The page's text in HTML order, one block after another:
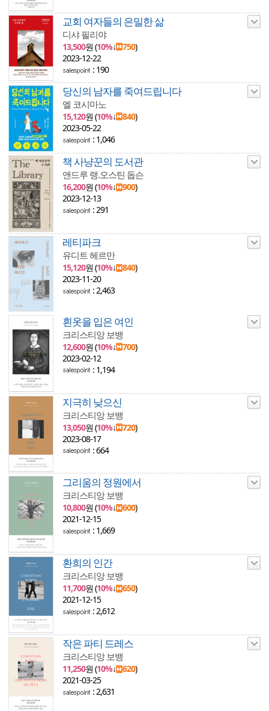
교회 여자들의 은밀한 삶
디샤 필리야
13,500원 (10%↓ 750)
2023-12-22
: 190
당신의 남자를 죽여드립니다
엘 코시마노
15,120원 (10%↓ 840)
2023-05-22
: 1,046
책 사냥꾼의 도서관
앤드루 랭.오스틴 돕슨
16,200원 (10%↓ 900)
2023-12-13
: 291
레티파크
유디트 헤르만
15,120원 (10%↓ 840)
2023-11-20
: 2,463
흰옷을 입은 여인
크리스티앙 보뱅
12,600원 (10%↓ 700)
2023-02-12
: 1,194
지극히 낮으신
크리스티앙 보뱅
13,050원 (10%↓ 720)
2023-08-17
: 664
그리움의 정원에서
크리스티앙 보뱅
10,800원 (10%↓ 600)
2021-12-15
: 1,669
환희의 인간
크리스티앙 보뱅
11,700원 (10%↓ 650)
2021-12-15
: 2,612
작은 파티 드레스
크리스티앙 보뱅
11,250원 (10%↓ 620)
2021-03-25
: 2,631